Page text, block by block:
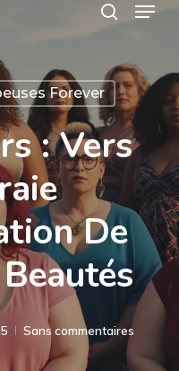
Forever
: Vers
De
Sans commentaires
Menu